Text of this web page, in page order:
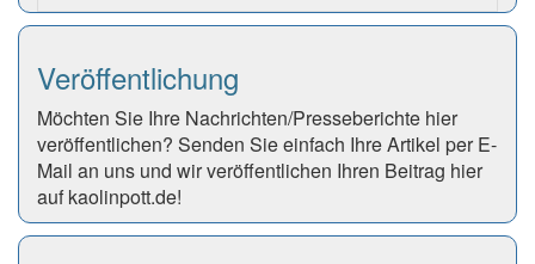
Veröffentlichung
Möchten Sie Ihre Nachrichten/Presseberichte hier
veröffentlichen? Senden Sie einfach Ihre Artikel per E-
Mail an uns und wir veröffentlichen Ihren Beitrag hier
auf kaolinpott.de!